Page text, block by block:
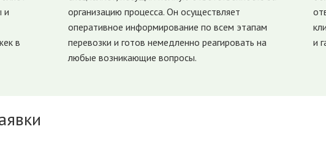
и
в
организацию процесса. Он осуществляет
оперативное информирование по всем этапам
перевозки и готов немедленно реагировать на
любые возникающие вопросы.
и